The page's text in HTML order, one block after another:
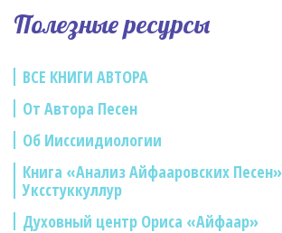
Полезные ресурсы
ВСЕ КНИГИ АВТОРА
От Автора Песен
Об Ииссиидиологии
Книга «Анализ Айфааровских
Уксстуккуллур
Духовный центр Ориса «Айфаар»